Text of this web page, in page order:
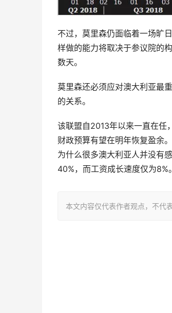
不过，莫里森仍面临着一场旷
样做的能力将取决于参议院的
数天。
莫里森还必须应对澳大利亚最
的关系。
该联盟自2013年以来一直在任
财政预算有望在明年恢复盈余
为什么很多澳大利亚人并没有
40%，而工资成长速度仅为8%。
本文内容仅代表作者观点，不